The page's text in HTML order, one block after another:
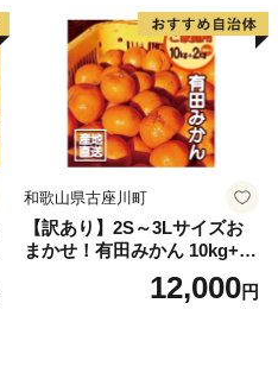
017B】
和歌山県古座川町
【訳あり】2S～3Lサイズお
まかせ！有田みかん 10kg+2k
g保証分 11月から12月下旬ま
でに順次発送致します。 / 訳
12,000円